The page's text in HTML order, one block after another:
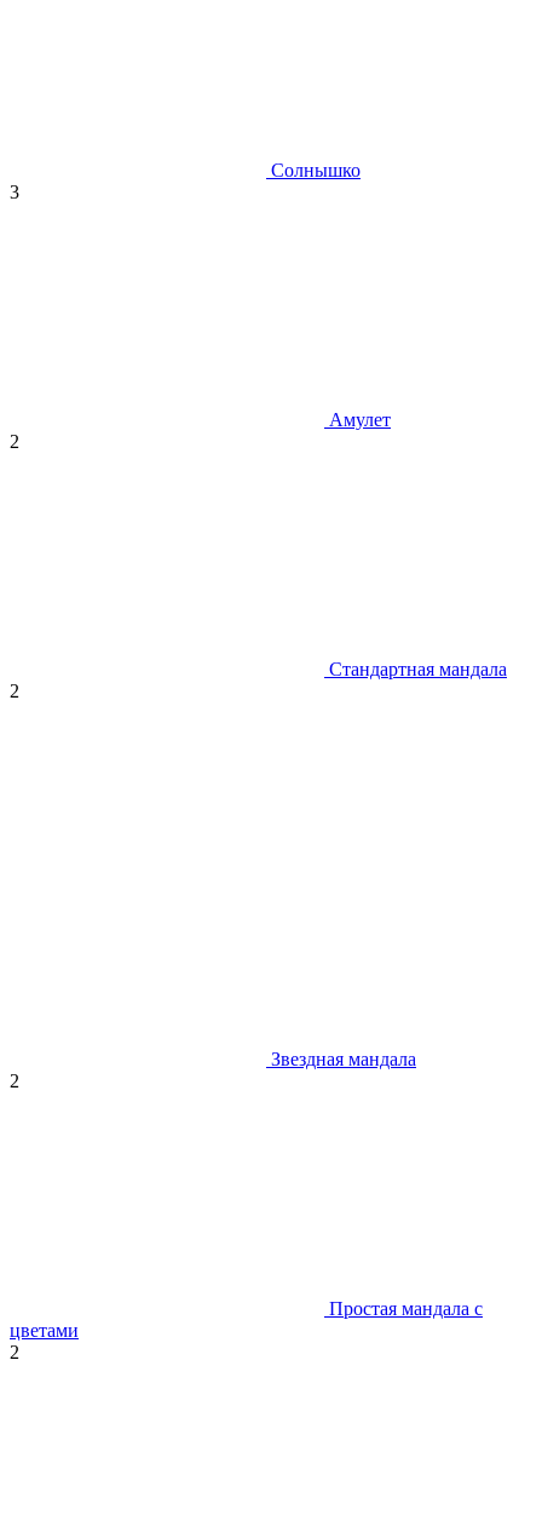
Солнышко
3
Амулет
2
Стандартная мандала
2
Звездная мандала
2
Простая мандала с
цветами
2